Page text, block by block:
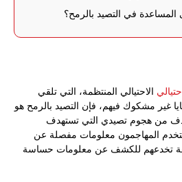
في التصيد بالرمح؟
الاحتيالي المنتظمة، التي تلقي
غير مشكوك فيهم، فإن التصيد بالرمح هو
من هجوم تصيدي التي تستهدف
المهاجمون معلومات مفصلة عن
تخدعهم للكشف عن معلومات حساسة